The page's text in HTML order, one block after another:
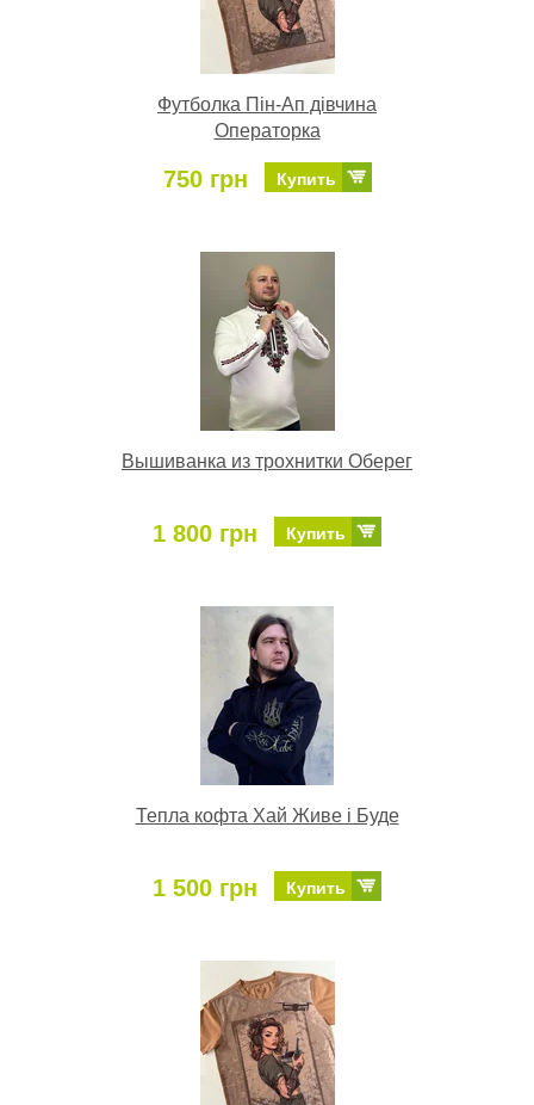
Футболка Пін-Ап дівчина
Операторка
750 грн Купить
Вышиванка из трохнитки Оберег
1 800 грн Купить
Тепла кофта Хай Живе і Буде
1 500 грн Купить